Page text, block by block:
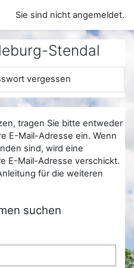
Sie sind nicht angemeldet.
Stendal
vergessen
tragen Sie bitte entweder
E-Mail-Adresse ein. Wenn
sind, wird eine
E-Mail-Adresse verschickt.
für die weiteren
suchen